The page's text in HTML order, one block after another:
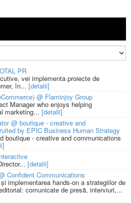
PR
vei implementa proiecte de
în... [detalii]
@ Flaminjoy Group
Manager who enjoys helping
marketing... [detalii]
@ boutique - creative and
by EPIC Business Human Strategy
boutique - creative and communications
[detalii]
Confident Communications
implementarea hands-on a strategiilor de
comunicate de presă, interviuri,...